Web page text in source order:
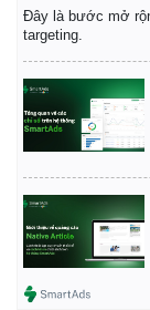
Đây là bước mở
targeting.